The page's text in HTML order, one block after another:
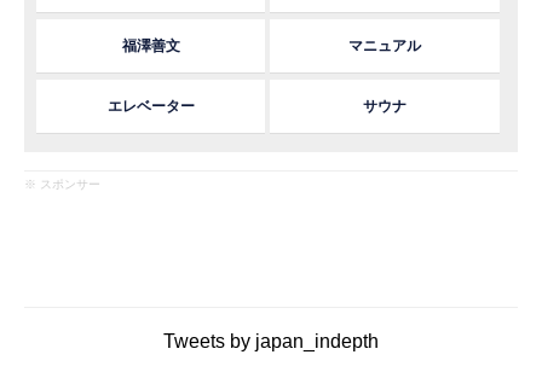
福澤善文 マニュアル
エレベーター サウナ
※ スポンサー
Tweets by japan_indepth